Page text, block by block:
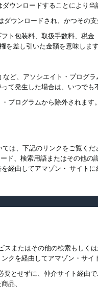
ウンロードすることにより当
ウンロードされ、かつその支
ト包装料、取扱手数料、税
を差し引いた金額を意味します
ど、アソシエイト・プログ
て発生した場合は、いつでも
プログラムから除外されます。
は、下記のリンクをご覧く
、検索用語またはその他の
経由してアマゾン・ サイトに
またはその他の検索もしく
クを経由してアマゾン・サイ
とせずに、仲介サイト経由
品、